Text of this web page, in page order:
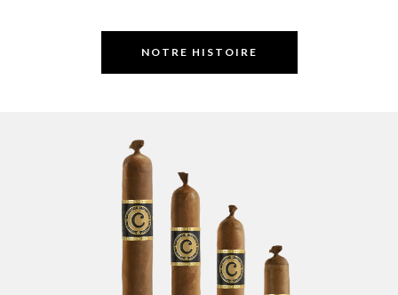
NOTRE HISTOIRE